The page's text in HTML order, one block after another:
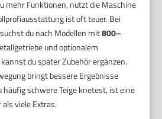
mehr Funktionen, nutzt die Maschine
ist oft teuer. Bei
du nach Modellen mit800–
und optionalem
du später Zubehör ergänzen.
bringt bessere Ergebnisse
häufig schwere Teige knetest, ist eine
viele Extras.